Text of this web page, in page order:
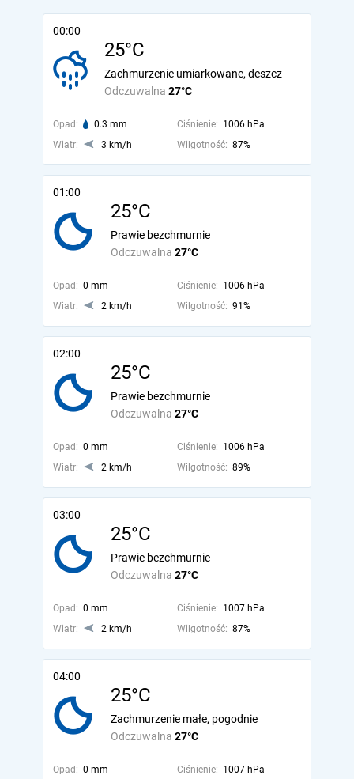
00:00
25°C
Odczuwalna 27°C
Zachmurzenie umiarkowane, deszcz
Opad: 0.3 mm Ciśnienie: 1006 hPa
Wiatr:
3 km/h Wilgotność: 87%
01:00
25°C
Odczuwalna 27°C
Prawie bezchmurnie
Opad: 0 mm Ciśnienie: 1006 hPa
Wiatr:
2 km/h Wilgotność: 91%
02:00
25°C
Odczuwalna 27°C
Prawie bezchmurnie
Opad: 0 mm Ciśnienie: 1006 hPa
Wiatr:
2 km/h Wilgotność: 89%
03:00
25°C
Odczuwalna 27°C
Prawie bezchmurnie
Opad: 0 mm Ciśnienie: 1007 hPa
Wiatr:
2 km/h Wilgotność: 87%
04:00
25°C
Odczuwalna 27°C
Zachmurzenie małe, pogodnie
Opad: 0 mm Ciśnienie: 1007 hPa